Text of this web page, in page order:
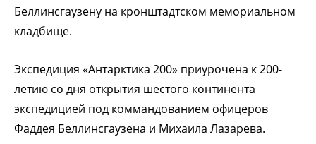
Беллинсгаузену на кронштадтском мемориальном
кладбище.
Экспедиция «Антарктика 200» приурочена к 200-
летию со дня открытия шестого континента
экспедицией под коммандованием офицеров
Фаддея Беллинсгаузена и Михаила Лазарева.